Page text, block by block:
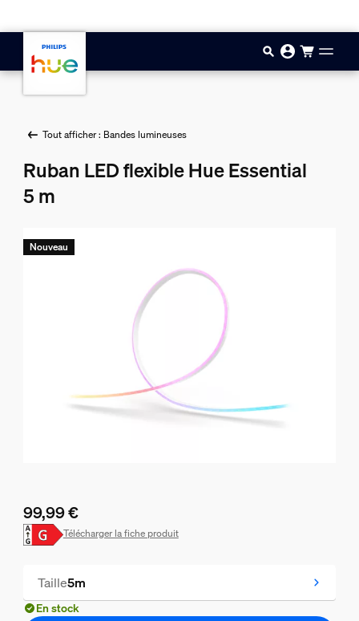
Tout afficher : Bandes lumineuses
Ruban LED flexible Hue Essential
5 m
Le prix actuel est 99,99 €
99,99 €
Télécharger la fiche produit
Nouveau
Taille5m
En stock